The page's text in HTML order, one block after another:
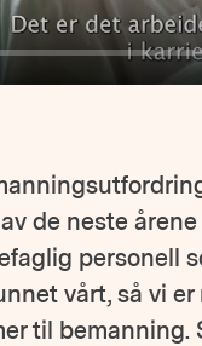
de neste
personell
vårt, så vi
til bemanning.